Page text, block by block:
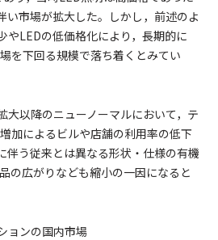
い市場が拡大した。しかし，前述のよ
やLEDの低価格化により，長期的に
を下回る規模で落ち着くとみてい
大以降のニューノーマルにおいて，テ
加によるビルや店舗の利用率の低下
伴う従来とは異なる形状・仕様の有機
の広がりなども縮小の一因になると
ョンの国内市場